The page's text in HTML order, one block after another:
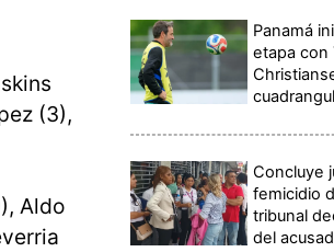
(3),
Aldo
Panamá
etapa con
Concluye
femicidio
tribunal
del